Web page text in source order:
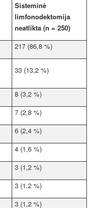
Sisteminė
limfonodektomija
neatlikta (n = 250)
217 (86,8 %)
33 (13,2 %)
8 (3,2 %)
7 (2,8 %)
6 (2,4 %)
4 (1,6 %)
3 (1,2 %)
3 (1,2 %)
3 (1,2 %)